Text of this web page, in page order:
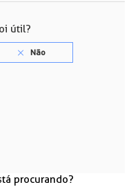
útil?
procurando?